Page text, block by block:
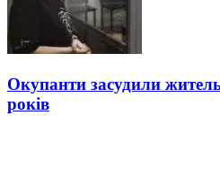
Окупанти засудили
років